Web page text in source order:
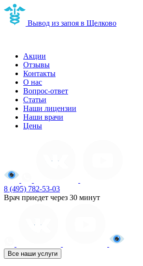
Вывод из запоя в Щелково
Акции
Отзывы
Контакты
О нас
Вопрос-ответ
Статьи
Наши лицензии
Наши врачи
Цены
8 (495) 782-53-03
Врач приедет через 30 минут
Все наши услуги